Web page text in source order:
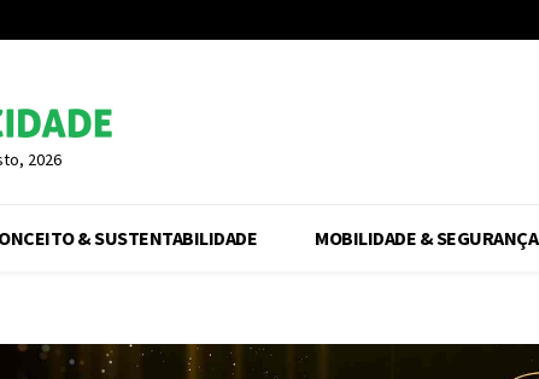
2026
& SUSTENTABILIDADE MOBILIDADE & SEGURANÇA